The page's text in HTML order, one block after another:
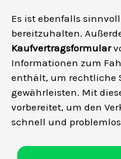
Es ist ebenfalls
bereitzuhalten.
Kaufvertragsformular
Informationen zum
enthält, um rechtliche
gewährleisten. Mit
vorbereitet, um den
schnell und